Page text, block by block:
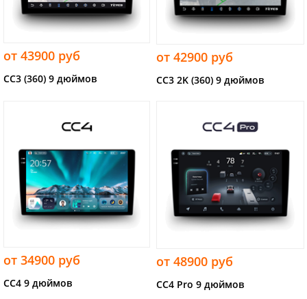
от 43900 руб
CC3 (360) 9 дюймов
от 42900 руб
CC3 2K (360) 9 дюймов
от 34900 руб
CC4 9 дюймов
от 48900 руб
CC4 Pro 9 дюймов